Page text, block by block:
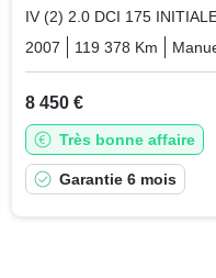
IV (2) 2.0 DCI 175
2007
119 378 Km
8 450 €
Très bonne affaire
Garantie 6 mois